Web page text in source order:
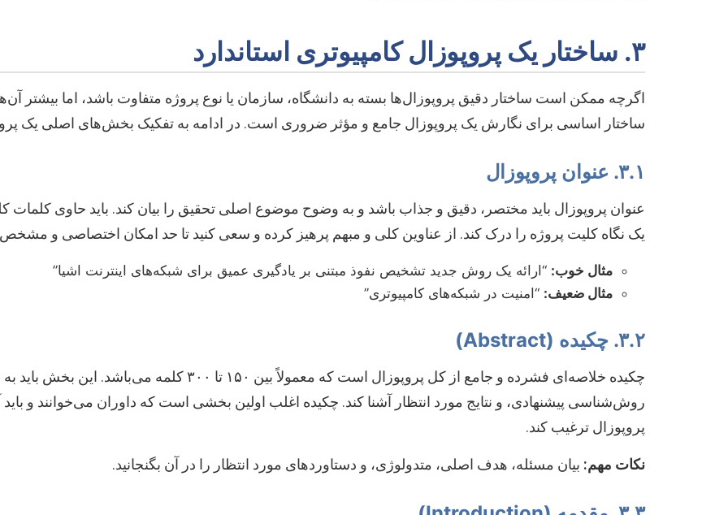
۳. ساختار یک پروپوزال کامپیوتری استاندارد
اگرچه ممکن است ساختار دقیق پروپوزال‌ها بسته به دانشگاه، سازمان یا نوع پروژه متفاوت باشد، اما بیشتر
ساختار اساسی برای نگارش یک پروپوزال جامع و مؤثر ضروری است. در ادامه به تفکیک بخش‌های اصلی یک
۳.۱. عنوان پروپوزال
عنوان پروپوزال باید مختصر، دقیق و جذاب باشد و به وضوح موضوع اصلی تحقیق را بیان کند. باید حاوی
یک نگاه کلیت پروژه را درک کند. از عناوین کلی و مبهم پرهیز کرده و سعی کنید تا حد امکان اختصاصی و
مثال خوب: “ارائه یک روش جدید تشخیص نفوذ مبتنی بر یادگیری عمیق برای شبکه‌های اینترنت اشیا”
مثال ضعیف: “امنیت در شبکه‌های کامپیوتری”
۳.۲. چکیده (Abstract)
چکیده خلاصه‌ای فشرده و جامع از کل پروپوزال است که
روش‌شناسی پیشنهادی، و نتایج مورد انتظار آشنا کند. چکیده اغلب اولین بخشی است که داوران می‌خوانند و باید
پروپوزال ترغیب کند.
نکات مهم: بیان مسئله، هدف اصلی، متدولوژی، و دستاوردهای مورد انتظار را در آن بگنجانید.